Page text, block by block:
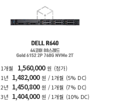
1개월 1,560,000 원
(정가)
1년
1,482,000 원 / 1개월
(5% DC)
2년
1,450,800 원 / 1개월
(7% DC)
3년
1,404,000 원 / 1개월 (10% DC)